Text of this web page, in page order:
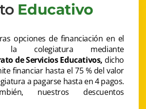
Educativo
opciones de financiación en el
colegiatura mediante
de Servicios Educativos, dicho
financiar hasta el 75 % del valor
a pagarse hasta en 4 pagos.
nuestros descuentos